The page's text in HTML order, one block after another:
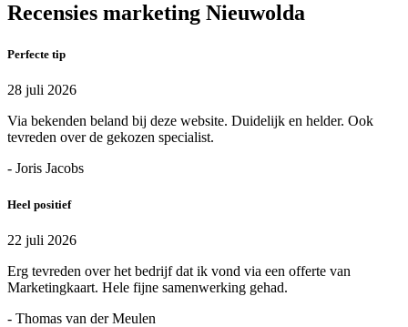
Recensies marketing Nieuwolda
Perfecte tip
28 juli 2026
Via bekenden beland bij deze website. Duidelijk en helder. Ook
tevreden over de gekozen specialist.
- Joris Jacobs
Heel positief
22 juli 2026
Erg tevreden over het bedrijf dat ik vond via een offerte van
Marketingkaart. Hele fijne samenwerking gehad.
- Thomas van der Meulen